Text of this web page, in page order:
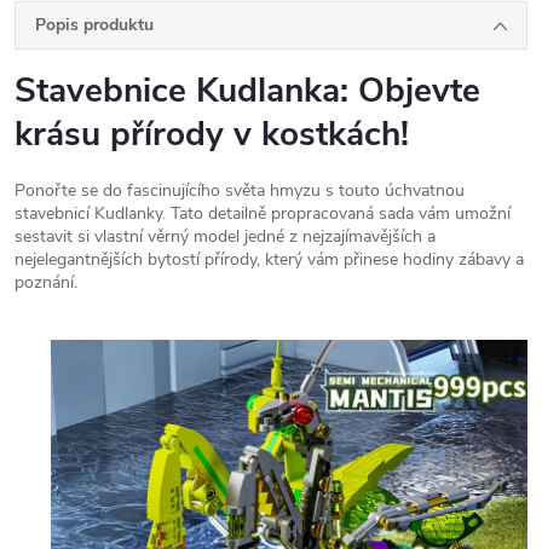
Popis produktu
Stavebnice Kudlanka: Objevte
krásu přírody v kostkách!
Ponořte se do fascinujícího světa hmyzu s touto úchvatnou
stavebnicí Kudlanky. Tato detailně propracovaná sada vám umožní
sestavit si vlastní věrný model jedné z nejzajímavějších a
nejelegantnějších bytostí přírody, který vám přinese hodiny zábavy a
poznání.